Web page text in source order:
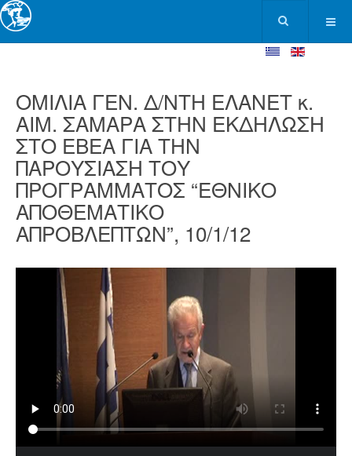
ΟΜΙΛΙΑ ΓΕΝ. Δ/ΝΤΗ ΕΛΑΝΕΤ κ.
ΑΙΜ. ΣΑΜΑΡΑ ΣΤΗΝ ΕΚΔΗΛΩΣΗ
ΣΤΟ ΕΒΕΑ ΓΙΑ ΤΗΝ
ΠΑΡΟΥΣΙΑΣΗ ΤΟΥ
ΠΡΟΓΡΑΜΜΑΤΟΣ “ΕΘΝΙΚΟ
ΑΠΟΘΕΜΑΤΙΚΟ
ΑΠΡΟΒΛΕΠΤΩΝ”, 10/1/12